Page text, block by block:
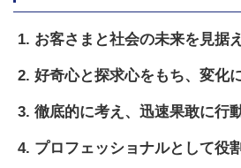
お客さまと社会の未来を見据
好奇心と探求心をもち、変化
徹底的に考え、迅速果敢に行
プロフェッショナルとして役